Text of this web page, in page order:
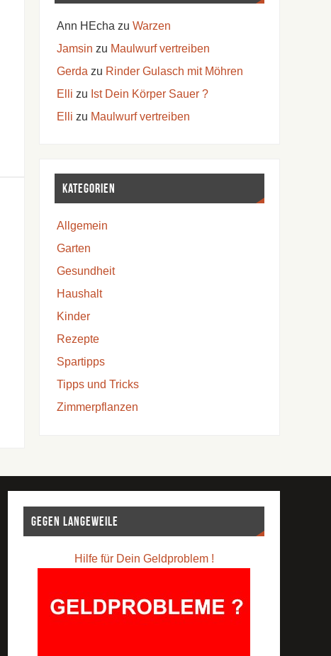
Ann HEcha zu Warzen
Jamsin zu Maulwurf vertreiben
Gerda zu Rinder Gulasch mit Möhren
Elli zu Ist Dein Körper Sauer ?
Elli zu Maulwurf vertreiben
Kategorien
Allgemein
Garten
Gesundheit
Haushalt
Kinder
Rezepte
Spartipps
Tipps und Tricks
Zimmerpflanzen
Gegen Langeweile
Hilfe für Dein Geldproblem !